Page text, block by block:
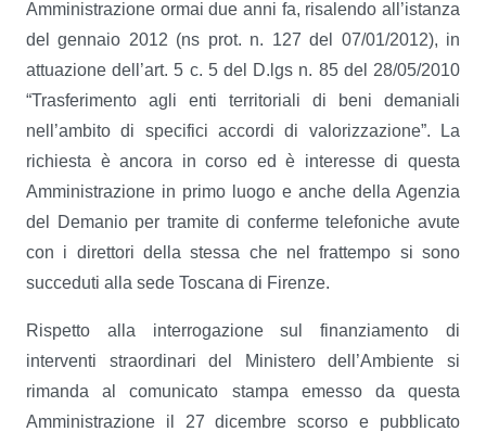
Amministrazione ormai due anni fa, risalendo all’istanza
del gennaio 2012 (ns prot. n. 127 del 07/01/2012), in
attuazione dell’art. 5 c. 5 del D.lgs n. 85 del 28/05/2010
“Trasferimento agli enti territoriali di beni demaniali
nell’ambito di specifici accordi di valorizzazione”. La
richiesta è ancora in corso ed è interesse di questa
Amministrazione in primo luogo e anche della Agenzia
del Demanio per tramite di conferme telefoniche avute
con i direttori della stessa che nel frattempo si sono
succeduti alla sede Toscana di Firenze.
Rispetto alla interrogazione sul finanziamento di
interventi straordinari del Ministero dell’Ambiente si
rimanda al comunicato stampa emesso da questa
Amministrazione il 27 dicembre scorso e pubblicato